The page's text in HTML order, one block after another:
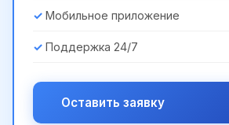
Мобильное приложение
Поддержка 24/7
Оставить заявку